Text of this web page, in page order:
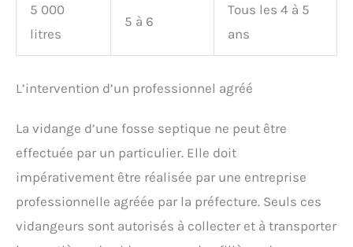
5 000
litres
5 à 6
Tous les 4 à 5
ans
L’intervention d’un professionnel agréé
La vidange d’une fosse septique ne peut être
effectuée par un particulier. Elle doit
impérativement être réalisée par une entreprise
professionnelle agréée par la préfecture. Seuls ces
vidangeurs sont autorisés à collecter et à transporter